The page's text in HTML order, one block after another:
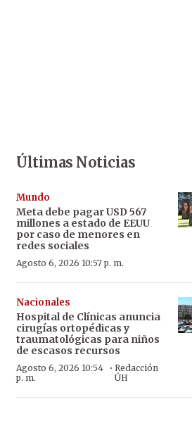
Últimas Noticias
Mundo
Meta debe pagar USD 567
millones a estado de EEUU
por caso de menores en
redes sociales
Agosto 6, 2026 10:57 p. m.
Nacionales
Hospital de Clínicas anuncia
cirugías ortopédicas y
traumatológicas para niños
de escasos recursos
Agosto 6, 2026 10:54
p. m.
· Redacción
ÚH